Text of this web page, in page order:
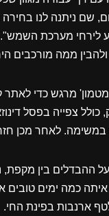
שם ניתנה לנו
לירחי מערכת
ממה מורכבים
מרגש כדי לאתר
צפייה בפסל
במשימה. לאחר מכן
בין מקפת,
איתה כמה ימים
ארנבות בפינת החי.